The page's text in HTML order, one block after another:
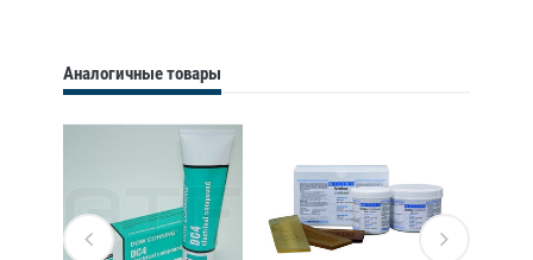
Аналогичные товары